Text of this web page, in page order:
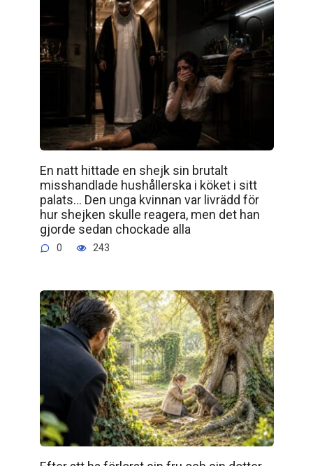
En natt hittade en shejk sin brutalt
misshandlade hushållerska i köket i sitt
palats… Den unga kvinnan var livrädd för
hur shejken skulle reagera, men det han
gjorde sedan chockade alla
0 243